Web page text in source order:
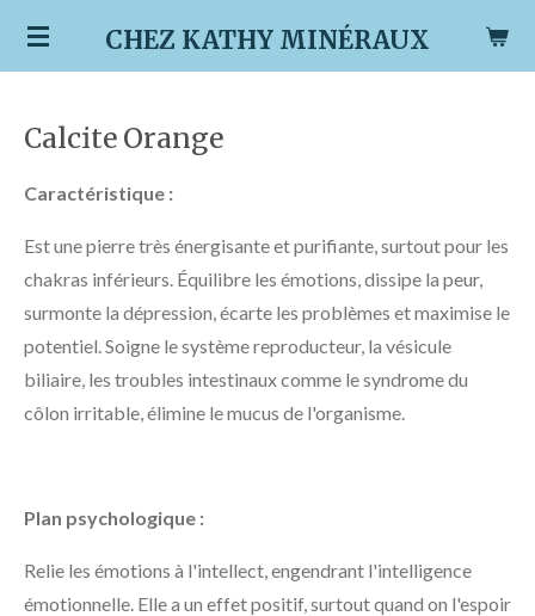
Passer
principal
CHEZ KATHY MINÉRAUX
Calcite Orange
Caractéristique :
Est une pierre très énergisante et purifiante, surtout pour les
chakras inférieurs. Équilibre les émotions, dissipe la peur,
surmonte la dépression, écarte les problèmes et maximise le
potentiel. Soigne le système reproducteur, la vésicule
biliaire, les troubles intestinaux comme le syndrome du
côlon irritable, élimine le mucus de l'organisme.
Plan psychologique :
Relie les émotions à l'intellect, engendrant l'intelligence
émotionnelle. Elle a un effet positif, surtout quand on l'espoir